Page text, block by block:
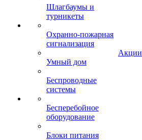
Шлагбаумы и
турникеты
Охранно-пожарная
сигнализация
Умный дом
Беспроводные
системы
Бесперебойное
оборудование
Блоки питания
Акции